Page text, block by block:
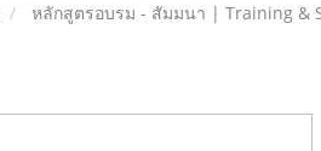
หลักสูตรอบรม - สัมมนา | Training &